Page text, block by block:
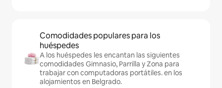
Comodidades populares para los
huéspedes
A los huéspedes les encantan las siguientes
comodidades Gimnasio, Parrilla y Zona para
trabajar con computadoras portátiles. en los
alojamientos en Belgrado.